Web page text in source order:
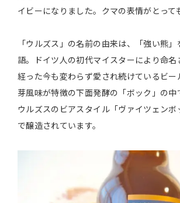
イビーになりました。クマの表情がとって
「ウルズス」の名前の由来は、「強い熊
語。ドイツ人の初代マイスターにより命名
経った今も変わらず愛され続けているビー
芽風味が特徴の下面発酵の「ボック」の中
ウルズスのビアスタイル「ヴァイツェンボ
で醸造されています。